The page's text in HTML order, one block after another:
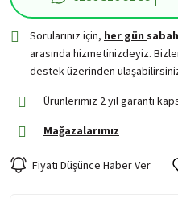
Sorularınız için, her gün
arasında hizmetinizdeyiz.
destek üzerinden
Ürünlerimiz 2 yıl garanti
Mağazalarımız
Fiyatı Düşünce Haber Ver